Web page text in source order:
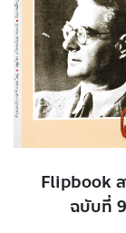
Flipbook
ฉบับที่